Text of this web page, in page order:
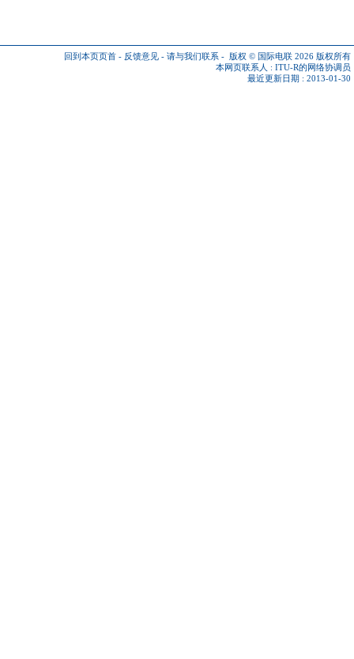
回到本页页首 - 反馈意见 - 请与我们联系 - 版权 © 国际电联 2026 版权所有
本网页联系人 : ITU-R的网络协调员
最近更新日期 : 2013-01-30